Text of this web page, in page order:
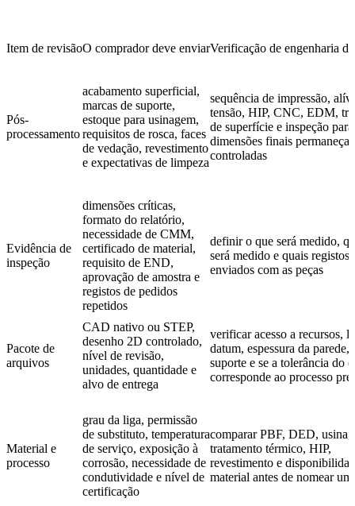
Item de revisãoO comprador deve enviarVerificação de engenharia
Pós-
processamento
acabamento superficial,
marcas de suporte,
estoque para usinagem,
requisitos de rosca, faces
de vedação, revestimento
e expectativas de limpeza
sequência de impressão,
tensão, HIP, CNC, EDM,
de superfície e inspeção
dimensões finais
controladas
Evidência de
inspeção
dimensões críticas,
formato do relatório,
necessidade de CMM,
certificado de material,
requisito de END,
aprovação de amostra e
registos de pedidos
repetidos
definir o que será medido,
será medido e quais registos
enviados com as peças
Pacote de
arquivos
CAD nativo ou STEP,
desenho 2D controlado,
nível de revisão,
unidades, quantidade e
alvo de entrega
verificar acesso a recursos,
datum, espessura da parede,
suporte e se a tolerância do
corresponde ao processo
Material e
processo
grau da liga, permissão
de substituto, temperatura
de serviço, exposição à
corrosão, necessidade de
condutividade e nível de
certificação
comparar PBF, DED,
tratamento térmico, HIP,
revestimento e
material antes de nomear